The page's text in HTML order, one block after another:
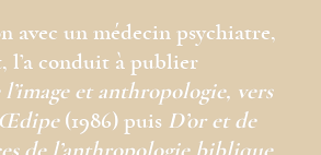
avec un médecin psychiatre,
conduit à publier
et anthropologie, vers
(1986) puis D’or et de